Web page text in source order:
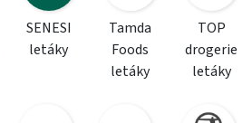
SENESI
letáky
Tamda
Foods
letáky
TOP
drogerie
letáky